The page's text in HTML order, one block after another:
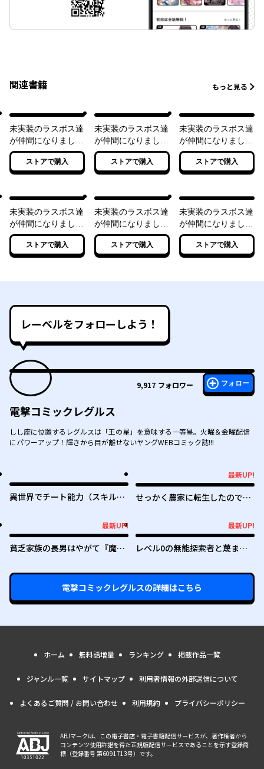
関連書籍 もっと見る
未実装のラスボス達
が仲間になりまし
た。
ストアで購入
未実装のラスボス達
が仲間になりまし
た。２
ストアで購入
未実装のラスボス達
が仲間になりまし
た。３
ストアで購入
未実装のラスボス達
が仲間になりまし
た。４
ストアで購入
未実装のラスボス達
が仲間になりまし
た。５
ストアで購入
未実装のラスボス達
が仲間になりまし
た。６
ストアで購入
レーベルをフォローしよう！
9,917 フォロワー フォロー
電撃コミックレグルス
しし座に位置するレグルスは「王の星」を意味する一等星。火曜＆金曜配信
にパワーアップ！輝きから目が離せないヤングWEBコミック誌!!!
異世界でチート能力（スキル）
無双する ～レベルアップは人生
を変えた～
最新UP!
せっかく農家に転生したので勇
最新UP!
貧乏家族の長男はやがて『魔
最新UP!
レベル0の無能探索者と蔑まれ
ンキング1位は謎の人～
電撃コミックレグルスの詳細はこちら
ホーム 無料話増量 ランキング 掲載作品一覧
ジャンル一覧 サイトマップ 利用者情報の外部送信について
よくあるご質問 / お問い合わせ 利用規約 プライバシーポリシー
ABJマークは、この電子書店・電子書籍配信サービスが、著作権者から
コンテンツ使用許諾を得た正規版配信サービスであることを示す登録商
標（登録番号 第6091713号）です。